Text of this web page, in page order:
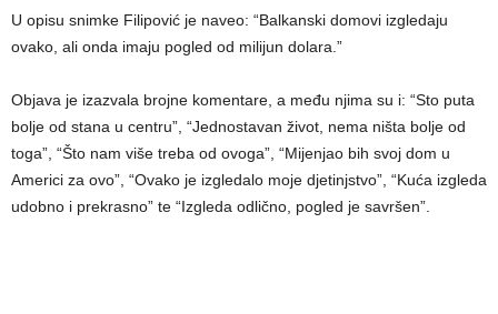
U opisu snimke Filipović je naveo: “Balkanski domovi izgledaju
ovako, ali onda imaju pogled od milijun dolara.”
Objava je izazvala brojne komentare, a među njima su i: “Sto puta
bolje od stana u centru”, “Jednostavan život, nema ništa bolje od
toga”, “Što nam više treba od ovoga”, “Mijenjao bih svoj dom u
Americi za ovo”, “Ovako je izgledalo moje djetinjstvo”, “Kuća izgleda
udobno i prekrasno” te “Izgleda odlično, pogled je savršen”.